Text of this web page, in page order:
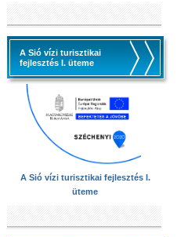
A Sió vízi turisztikai
fejlesztés I. üteme
A Sió vízi turisztikai fejlesztés I.
üteme